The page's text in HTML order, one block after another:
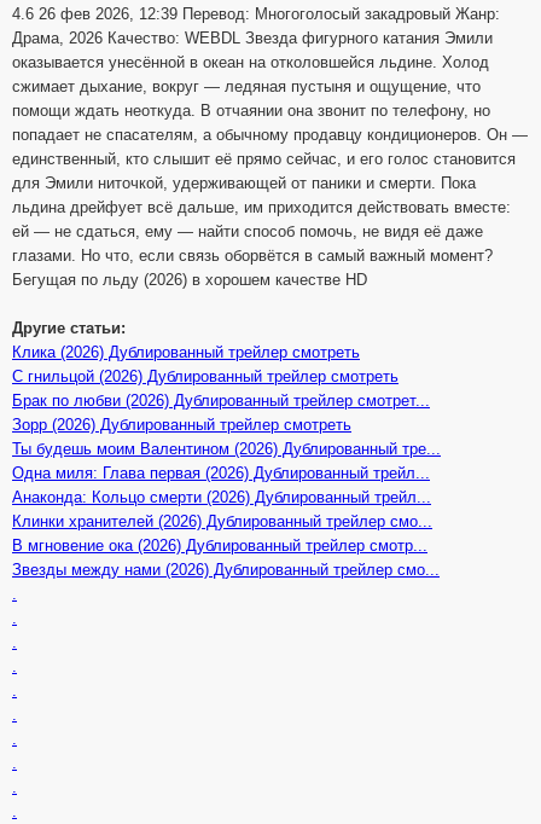
4.6 26 фев 2026, 12:39 Перевод: Многоголосый закадровый Жанр:
Драма, 2026 Качество: WEBDL Звезда фигурного катания Эмили
оказывается унесённой в океан на отколовшейся льдине. Холод
сжимает дыхание, вокруг — ледяная пустыня и ощущение, что
помощи ждать неоткуда. В отчаянии она звонит по телефону, но
попадает не спасателям, а обычному продавцу кондиционеров. Он —
единственный, кто слышит её прямо сейчас, и его голос становится
для Эмили ниточкой, удерживающей от паники и смерти. Пока
льдина дрейфует всё дальше, им приходится действовать вместе:
ей — не сдаться, ему — найти способ помочь, не видя её даже
глазами. Но что, если связь оборвётся в самый важный момент?
Бегущая по льду (2026) в хорошем качестве HD
Другие статьи:
Клика (2026) Дублированный трейлер смотреть
С гнильцой (2026) Дублированный трейлер смотреть
Брак по любви (2026) Дублированный трейлер смотрет...
Зорр (2026) Дублированный трейлер смотреть
Ты будешь моим Валентином (2026) Дублированный тре...
Одна миля: Глава первая (2026) Дублированный трейл...
Анаконда: Кольцо смерти (2026) Дублированный трейл...
Клинки хранителей (2026) Дублированный трейлер смо...
В мгновение ока (2026) Дублированный трейлер смотр...
Звезды между нами (2026) Дублированный трейлер смо...